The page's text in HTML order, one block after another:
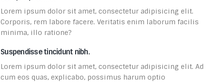
Lorem ipsum dolor sit amet, consectetur adipisicing elit.
Corporis, rem labore facere. Veritatis enim laborum facilis
minima, illo ratione?
Suspendisse tincidunt nibh.
Lorem ipsum dolor sit amet, consectetur adipisicing elit. Ad
cum eos quas, explicabo, possimus harum optio